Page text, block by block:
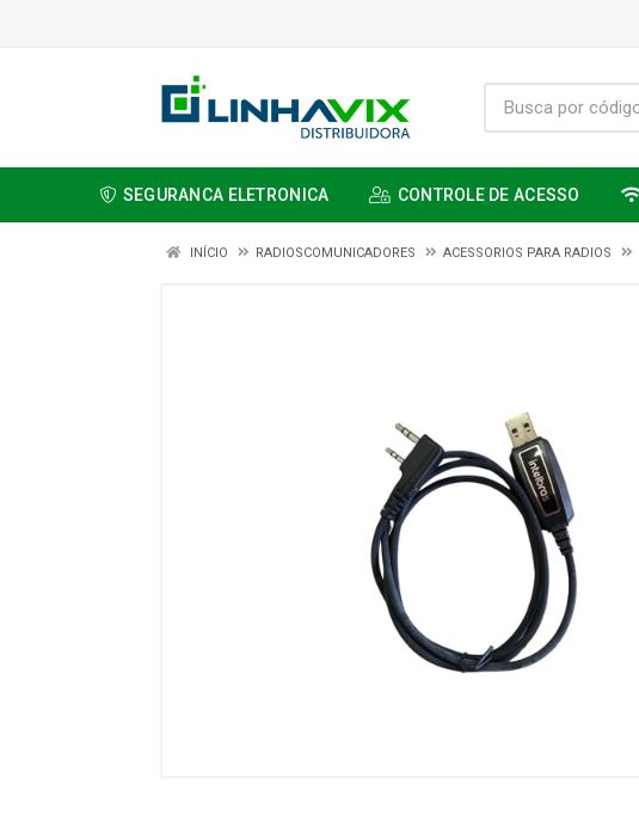
SEGURANCA ELETRONICA CONTROLE DE ACESSO
INÍCIO RADIOSCOMUNICADORES ACESSORIOS PARA RADIOS